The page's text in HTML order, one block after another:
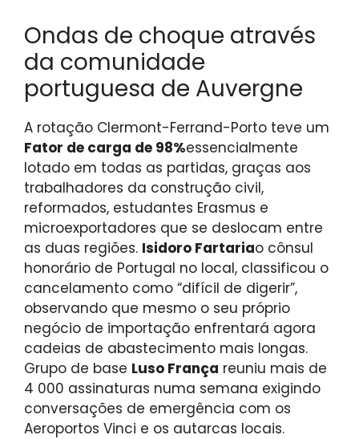
Ondas de choque através
da comunidade
portuguesa de Auvergne
A rotação Clermont-Ferrand-Porto teve um
Fator de carga de 98%essencialmente
lotado em todas as partidas, graças aos
trabalhadores da construção civil,
reformados, estudantes Erasmus e
microexportadores que se deslocam entre
as duas regiões. Isidoro Fartariao cônsul
honorário de Portugal no local, classificou o
cancelamento como “difícil de digerir”,
observando que mesmo o seu próprio
negócio de importação enfrentará agora
cadeias de abastecimento mais longas.
Grupo de base Luso França reuniu mais de
4 000 assinaturas numa semana exigindo
conversações de emergência com os
Aeroportos Vinci e os autarcas locais.